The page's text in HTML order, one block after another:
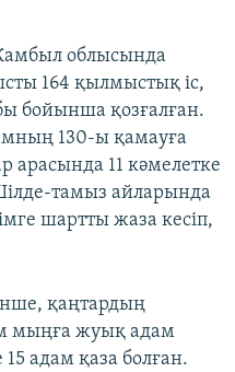
720p
1080p
облысында
164 қылмыстық іс,
бойынша қозғалған.
130-ы қамауға
арасында 11 кәмелетке
тамыз айларында
шартты жаза кесіп,
қаңтардың
мыңға жуық адам
адам қаза болған.